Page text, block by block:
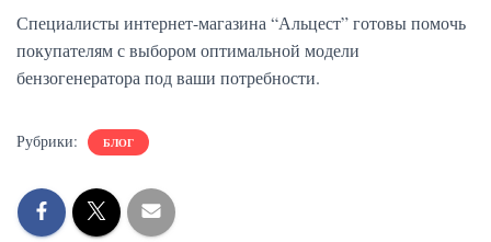
Специалисты интернет-магазина “Альцест” готовы помочь
покупателям с выбором оптимальной модели
бензогенератора под ваши потребности.
Рубрики: БЛОГ